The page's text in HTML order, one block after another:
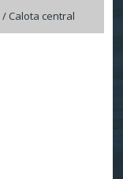
/ Calota central